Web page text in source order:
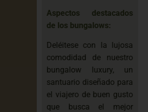
Aspectos destacados
de los bungalows:
Deléitese con la lujosa
comodidad de nuestro
bungalow luxury, un
santuario diseñado para
el viajero de buen gusto
que busca el mejor